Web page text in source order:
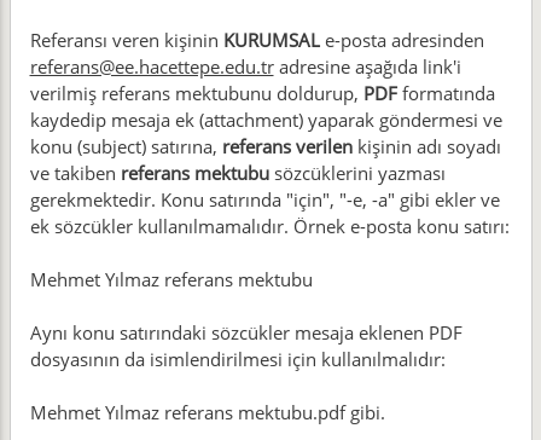
Referansı veren kişinin KURUMSALe-posta adresinden
referans@ee.hacettepe.edu.tradresine aşağıda link'i
verilmiş referans mektubunu doldurup, PDFformatında
kaydedip mesaja ek (attachment) yaparak göndermesi ve
konu (subject) satırına, referans verilenkişinin adı soyadı
ve takiben referans mektubusözcüklerini yazması
gerekmektedir. Konu satırında "için", "-e, -a" gibi ekler ve
ek sözcükler kullanılmamalıdır. Örnek e-posta konu satırı:
Mehmet Yılmaz referans mektubu
Aynı konu satırındaki sözcükler mesaja eklenen PDF
dosyasının da isimlendirilmesi için kullanılmalıdır:
Mehmet Yılmaz referans mektubu.pdf gibi.